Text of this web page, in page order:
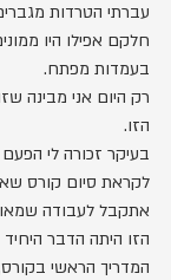
עברתי הטרדות
חלקם אפילו היו
בעמדות מפתח.
רק היום אני מבינה
הזו.
לקראת סיום קורס
אתקבל לעבודה
הזו היתה הדבר
המדריך הראשי